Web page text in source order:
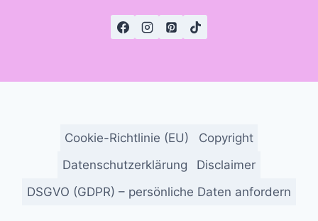
Cookie-Richtlinie (EU)
Copyright
Datenschutzerklärung
Disclaimer
DSGVO (GDPR) – persönliche Daten anfordern